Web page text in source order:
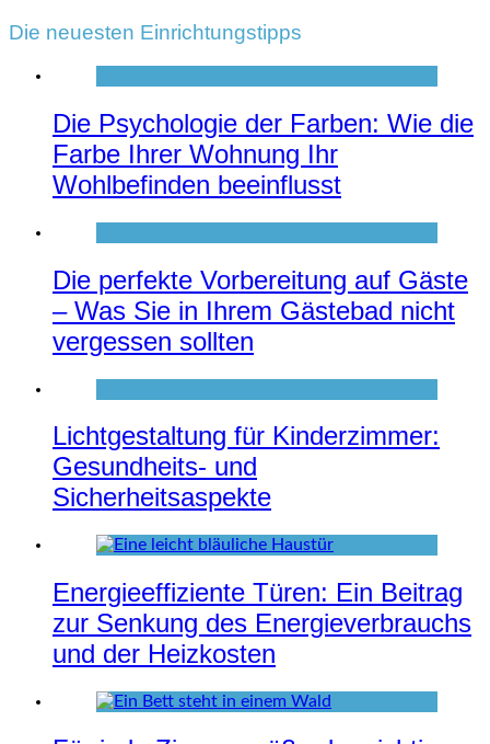
Die neuesten Einrichtungstipps
Die Psychologie der Farben: Wie die
Farbe Ihrer Wohnung Ihr
Wohlbefinden beeinflusst
Die perfekte Vorbereitung auf Gäste
– Was Sie in Ihrem Gästebad nicht
vergessen sollten
Lichtgestaltung für Kinderzimmer:
Gesundheits- und
Sicherheitsaspekte
Energieeffiziente Türen: Ein Beitrag
zur Senkung des Energieverbrauchs
und der Heizkosten